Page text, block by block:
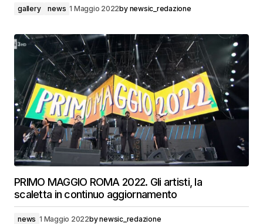
gallery news 1 Maggio 2022by newsic_redazione
PRIMO MAGGIO ROMA 2022. Gli artisti, la
scaletta in continuo aggiornamento
news 1 Maggio 2022bynewsic_redazione